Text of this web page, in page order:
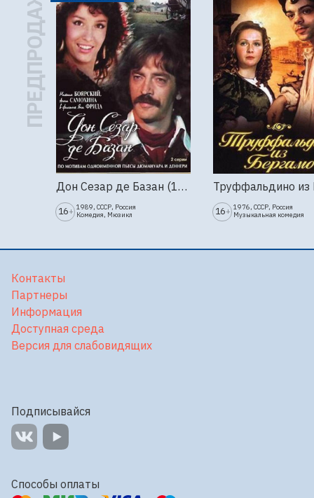
ПРЕДПРОДАЖА
Дон Сезар де Базан (1989г., Ленфильм, 2 серии)
16+ 1989, СССР, Россия
Комедия, Мюзикл
16+ 1976, СССР, Россия
Музыкальная комедия
Контакты
Партнеры
Информация
Доступная среда
Версия для слабовидящих
Подписывайся
Способы оплаты